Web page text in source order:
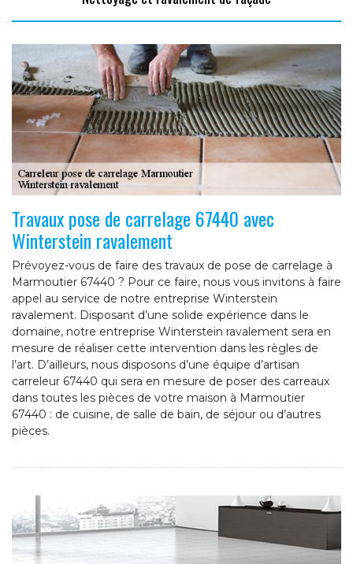
Travaux pose de carrelage 67440 avec
Winterstein ravalement
Prévoyez-vous de faire des travaux de pose de carrelage à
Marmoutier 67440 ? Pour ce faire, nous vous invitons à faire
appel au service de notre entreprise Winterstein
ravalement. Disposant d’une solide expérience dans le
domaine, notre entreprise Winterstein ravalement sera en
mesure de réaliser cette intervention dans les règles de
l’art. D’ailleurs, nous disposons d’une équipe d’artisan
carreleur 67440 qui sera en mesure de poser des carreaux
dans toutes les pièces de votre maison à Marmoutier
67440 : de cuisine, de salle de bain, de séjour ou d’autres
pièces.